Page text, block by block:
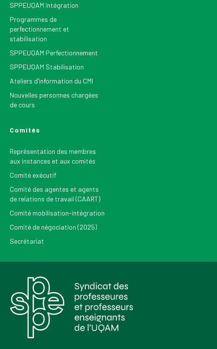
SPPEUQAM Intégration
Programmes de
perfectionnement et
stabilisation
SPPEUQAM Perfectionnement
SPPEUQAM Stabilisation
Ateliers d’information du CMI
Nouvelles personnes chargées
de cours
Comités
Représentation des membres
aux instances et aux comités
Comité exécutif
Comité des agentes et agents
de relations de travail (CAART)
Comité mobilisation-intégration
Comité de négociation (2025)
Secrétariat